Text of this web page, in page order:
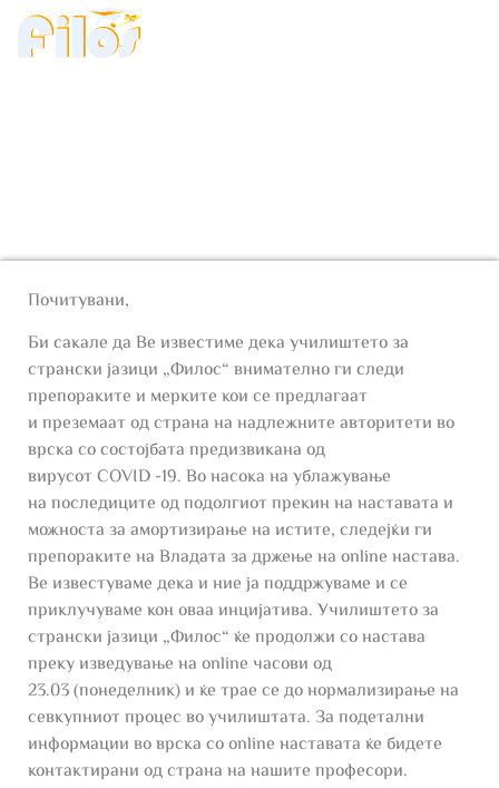
Известување за
Почитувани,
Би сакале да Ве известиме дека училиштето за
странски јазици „Филос“ внимателно ги следи
препораките и мерките кои се предлагаат
и преземаат од страна на надлежните авторитети во
врска со состојбата предизвикана од
вирусот COVID -19. Во насока на ублажување
на последиците од подолгиот прекин на наставата и
можноста за амортизирање на истите, следејќи ги
препораките на Владата за држење на online настава.
Ве известуваме дека и ние ја поддржуваме и се
приклучуваме кон оваа инцијатива. Училиштето за
странски јазици „Филос“ ќе продолжи со настава
преку изведување на online часови од
23.03 (понеделник) и ќе трае се до нормализирање на
севкупниот процес во училиштата. За подетални
информации во врска со online наставата ќе бидете
контактирани од страна на нашите професори.